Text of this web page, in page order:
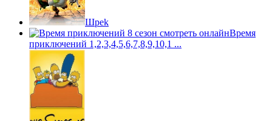
Шpek
Время
приключений 1,2,3,4,5,6,7,8,9,10,1 ...